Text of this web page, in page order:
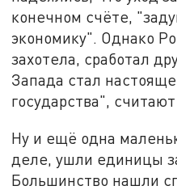
конечном счёте,
экономику". Однако
захотела, сработал
Запада стал
государства",
Ну и ещё одна
деле, ушли единицы
Большинство нашли